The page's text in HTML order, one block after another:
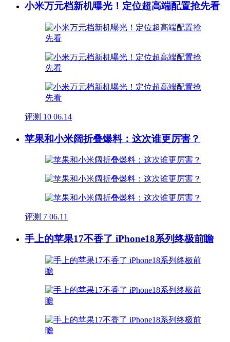
小米万元档新机曝光！定位超高端配置抢先看
评测 10 06.14
苹果和小米阔折叠爆料：这次谁更厉害？
评测 7 06.11
手上的苹果17不香了 iPhone18系列终极前瞻